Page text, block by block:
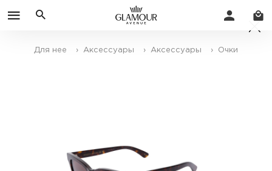
Для нее › Аксессуары › Аксессуары › Очки